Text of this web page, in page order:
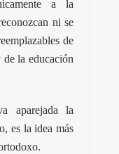
a la
ni se
de
la educación
aparejada la
es la idea más